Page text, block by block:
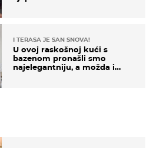
I TERASA JE SAN SNOVA!
U ovoj raskošnoj kući s
bazenom pronašli smo
najelegantniju, a možda i